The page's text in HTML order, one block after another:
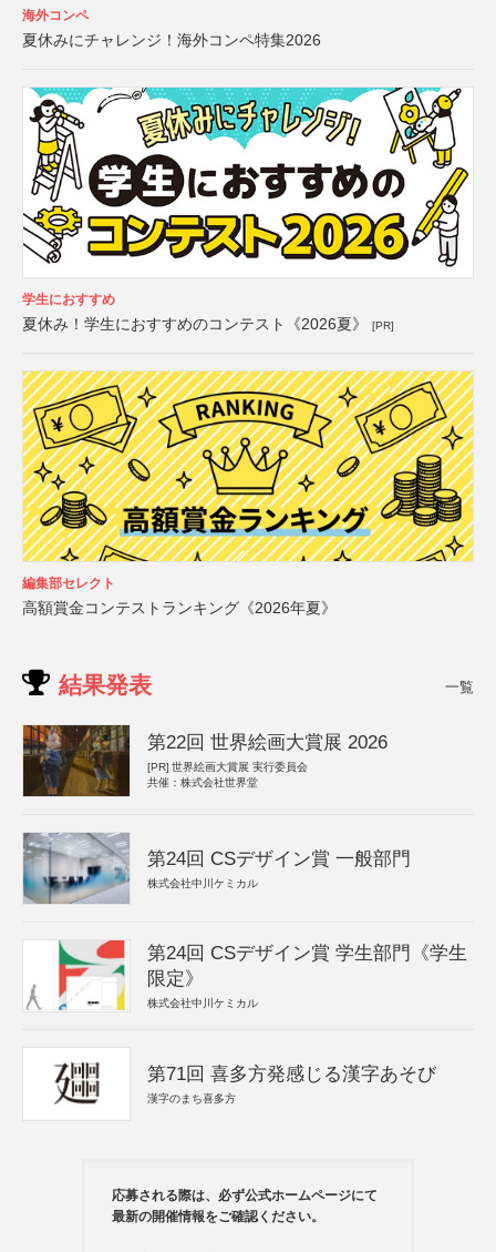
海外コンペ
夏休みにチャレンジ！海外コンペ特集2026
学生におすすめ
夏休み！学生におすすめのコンテスト《2026夏》 [PR]
編集部セレクト
高額賞金コンテストランキング《2026年夏》
結果発表 一覧
第22回 世界絵画大賞展 2026
[PR] 世界絵画大賞展 実行委員会
共催：株式会社世界堂
第24回 CSデザイン賞 一般部門
株式会社中川ケミカル
第24回 CSデザイン賞 学生部門《学生
限定》
株式会社中川ケミカル
第71回 喜多方発感じる漢字あそび
漢字のまち喜多方
応募される際は、必ず公式ホームページにて
最新の開催情報をご確認ください。